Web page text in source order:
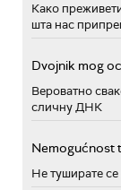
Како
шта нас
Dvojnik mog
Вероватно
сличну ДНК
Nemogućnost
Не туширате се